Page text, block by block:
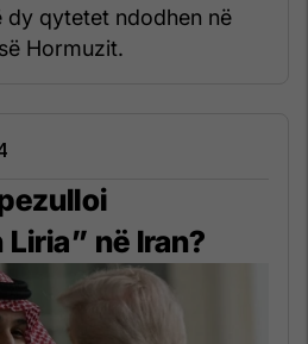
dy qytetet ndodhen në
Hormuzit.
në Iran?